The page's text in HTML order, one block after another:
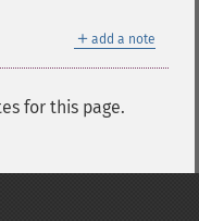
＋ add a note
for this page.